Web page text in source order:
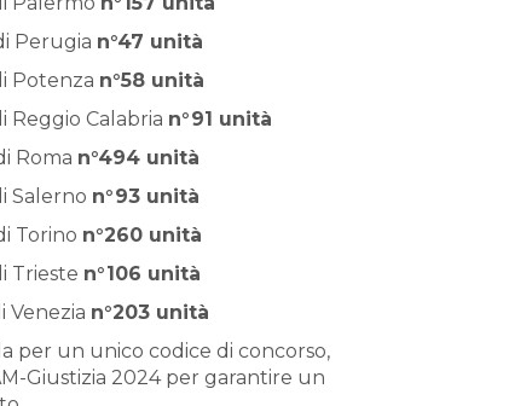
Perugia n°47 unità
Potenza n°58 unità
Reggio Calabria n°91 unità
Roma n°494 unità
Salerno n°93 unità
Torino n°260 unità
Trieste n°106 unità
Venezia n°203 unità
per un unico codice di concorso,
Giustizia 2024 per garantire un